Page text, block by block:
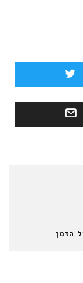
הזמן